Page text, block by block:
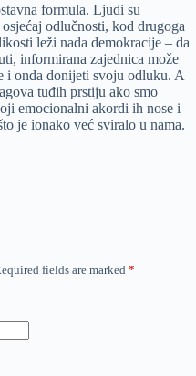
formula. Ljudi su
odlučnosti, kod drugoga
leži nada demokracije – da
informirana zajednica može
i onda donijeti svoju odluku. A
tuđih prstiju ako smo
emocionalni akordi ih nose i
je ionako već sviralo u nama.
fields are marked *